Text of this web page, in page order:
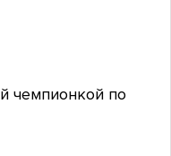
чемпионкой по